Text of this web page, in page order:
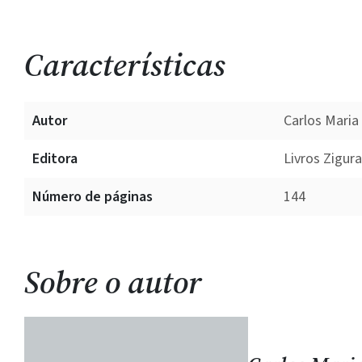
Características
Autor
Carlos
Editora
Livros
Número de páginas
144
Sobre o autor